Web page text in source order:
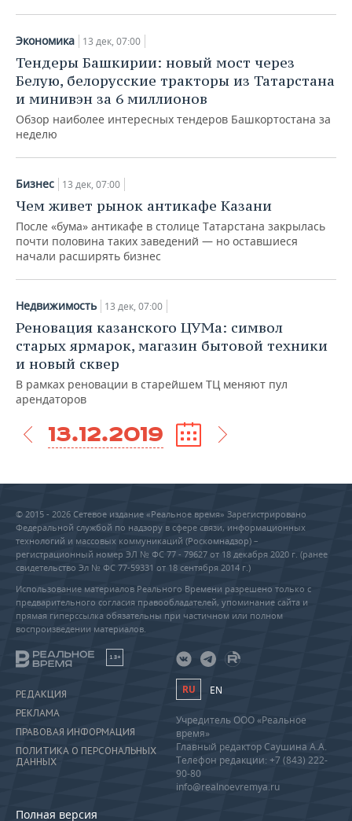
Экономика 13 дек, 07:00
Тендеры Башкирии: новый мост через
Белую, белорусские тракторы из Татарстана
и минивэн за 6 миллионов
Обзор наиболее интересных тендеров Башкортостана за
неделю
Бизнес 13 дек, 07:00
Чем живет рынок антикафе Казани
После «бума» антикафе в столице Татарстана закрылась
почти половина таких заведений — но оставшиеся
начали расширять бизнес
Недвижимость 13 дек, 07:00
Реновация казанского ЦУМа: символ
старых ярмарок, магазин бытовой техники
и новый сквер
В рамках реновации в старейшем ТЦ меняют пул
арендаторов
13.12.2019
© 2015 - 2026 Сетевое издание «Реальное время» Зарегистрировано
Федеральной службой по надзору в сфере связи, информационных
технологий и массовых коммуникаций (Роскомнадзор) –
регистрационный номер ЭЛ № ФС 77 - 79627 от 18 декабря 2020 г. (ранее
свидетельство Эл № ФС 77-59331 от 18 сентября 2014 г.)
Использование материалов Реального Времени разрешено только с
предварительного согласия правообладателей, упоминание сайта и
прямая гиперссылка обязательны при частичном или полном
воспроизведении материалов.
18+
РЕДАКЦИЯ
РЕКЛАМА
ПРАВОВАЯ ИНФОРМАЦИЯ
ПОЛИТИКА О ПЕРСОНАЛЬНЫХ
ДАННЫХ
Полная версия
RU EN
Учредитель ООО «Реальное
время»
Главный редактор Саушина А.А.
Телефон редакции: +7 (843) 222-
90-80
info@realnoevremya.ru